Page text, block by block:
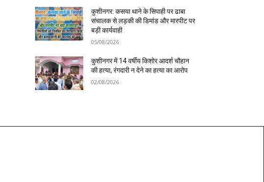
कुशीनगर: कसया थाने के सिपाही पर ढाबा
संचालक से लड़की की डिमांड और मारपीट पर
बड़ी कार्यवाही
05/08/2026
कुशीनगर में 14 वर्षीय किशोर आदर्श चौहान
की हत्या, रंगदारी न देने का हत्या का आरोप
02/08/2026